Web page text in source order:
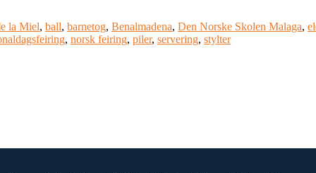
la Miel, ball, barnetog, Benalmadena, Den Norske Skolen Malaga,
, norsk feiring, piler, servering, stylter